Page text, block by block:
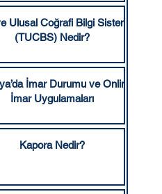
Ulusal Coğrafi Bilgi Sistemi
(TUCBS) Nedir?
İmar Durumu ve Online
İmar Uygulamaları
Kapora Nedir?